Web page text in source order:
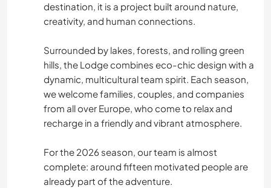
destination, it is a project built around nature,
creativity, and human connections.
Surrounded by lakes, forests, and rolling green
hills, the Lodge combines eco-chic design with a
dynamic, multicultural team spirit. Each season,
we welcome families, couples, and companies
from all over Europe, who come to relax and
recharge in a friendly and vibrant atmosphere.
For the 2026 season, our team is almost
complete: around fifteen motivated people are
already part of the adventure.